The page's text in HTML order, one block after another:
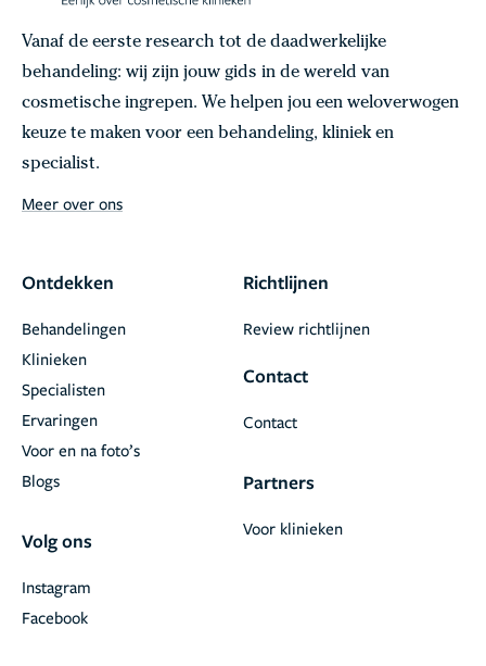
Vanaf de eerste research tot de daadwerkelijke
behandeling: wij zijn jouw gids in de wereld van
cosmetische ingrepen. We helpen jou een weloverwogen
keuze te maken voor een behandeling, kliniek en
specialist.
Meer over ons
Ontdekken
Behandelingen
Klinieken
Specialisten
Ervaringen
Voor en na foto’s
Blogs
Volg ons
Facebook
Instagram
Richtlijnen
Review richtlijnen
Contact
Contact
Partners
Voor klinieken